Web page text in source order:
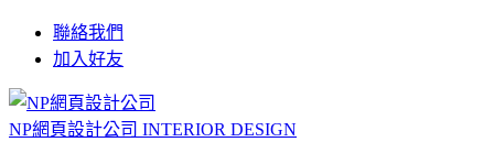
聯絡我們
加入好友
NP網頁設計公司 INTERIOR DESIGN